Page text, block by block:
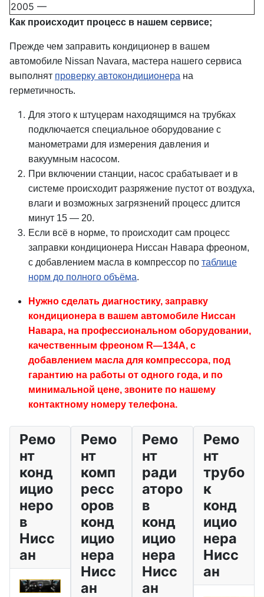
2005 —
Как происходит процесс в нашем сервисе;
Прежде чем заправить кондиционер в вашем
автомобиле Nissan Navara, мастера нашего сервиса
выполнят проверку автокондиционера на
герметичность.
Для этого к штуцерам находящимся на трубках
подключается специальное оборудование с
манометрами для измерения давления и
вакуумным насосом.
При включении станции, насос срабатывает и в
системе происходит разряжение пустот от воздуха,
влаги и возможных загрязнений процесс длится
минут 15 — 20.
Если всё в норме, то происходит сам процесс
заправки кондиционера Ниссан Навара фреоном,
с добавлением масла в компрессор по таблице
норм до полного объёма.
Нужно сделать диагностику, заправку
кондиционера в вашем автомобиле Ниссан
Навара, на профессиональном оборудовании,
качественным фреоном R—134A, с
добавлением масла для компрессора, под
гарантию на работы от одного года, и по
минимальной цене, звоните по нашему
контактному номеру телефона.
Ремо
нт
конд
ицио
неро
в
Нисс
ан
Ремо
нт
комп
ресс
оров
конд
ицио
нера
Нисс
ан
Ремо
нт
ради
аторо
в
конд
ицио
нера
Нисс
ан
Ремо
нт
трубо
к
конд
ицио
нера
Нисс
ан